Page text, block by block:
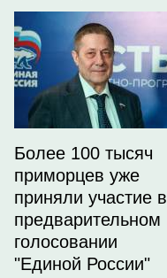
Более 100 тысяч
приморцев уже
приняли участие в
предварительном
голосовании
"Единой России"